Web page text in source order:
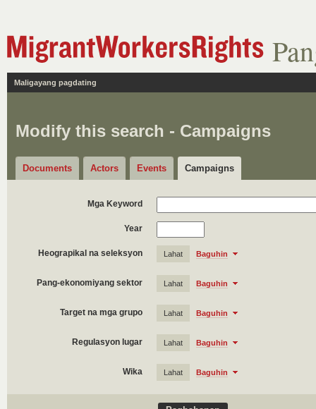
Maligayang pagdating
Modify this search - Campaigns
Documents Actors Events Campaigns
Mga Keyword
Year
Heograpikal na seleksyon Lahat Baguhin
Pang-ekonomiyang sektor Lahat Baguhin
Target na mga grupo Lahat Baguhin
Regulasyon lugar Lahat Baguhin
Wika Lahat Baguhin